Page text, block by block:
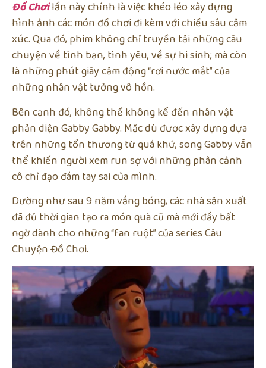
Đồ Chơilần này chính là việc khéo léo xây dựng
hình ảnh các món đồ chơi đi kèm với chiều sâu cảm
xúc. Qua đó, phim không chỉ truyền tải những câu
chuyện về tình bạn, tình yêu, về sự hi sinh; mà còn
là những phút giây cảm động “rơi nước mắt” của
những nhân vật tưởng vô hồn.
Bên cạnh đó, không thể không kể đến nhân vật
phản diện Gabby Gabby. Mặc dù được xây dựng dựa
trên những tổn thương từ quá khứ, song Gabby vẫn
thể khiến người xem run sợ với những phân cảnh
cô chỉ đạo đám tay sai của mình.
Dường như sau 9 năm vắng bóng, các nhà sản xuất
đã đủ thời gian tạo ra món quà cũ mà mới đầy bất
ngờ dành cho những “fan ruột” của series Câu
Chuyện Đồ Chơi.